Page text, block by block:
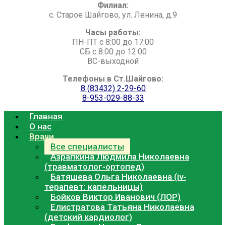
Филиал:
с. Старое Шайгово, ул. Ленина, д.9
Часы работы:
ПН-ПТ с 8:00 до 17:00
СБ с 8:00 до 12:00
ВС-выходной
Телефоны в Ст.Шайгово:
8 (83432) 2-29-60
8-953-029-88-33
Главная
О нас
Врачи
Все специалисты
Азрапкина Людмила Николаевна
(травматолог-ортопед)
Батяшева Ольга Николаевна (iv-
терапевт: капельницы)
Бойков Виктор Иванович (ЛОР)
Елистратова Татьяна Николаевна
(детский кардиолог)